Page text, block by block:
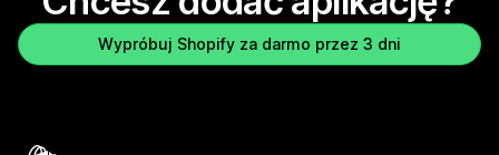
Wypróbuj Shopify za darmo przez 3 dni